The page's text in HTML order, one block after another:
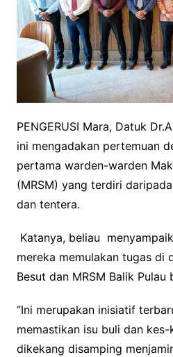
PENGERUSI Mara, Datuk
ini mengadakan pertemuan
pertama warden-warden
(MRSM) yang terdiri
dan tentera.
Katanya, beliau
mereka memulakan tugas di
Besut dan MRSM Balik Pulau
‘’Ini merupakan inisiatif
memastikan isu buli dan
dikekang disamping